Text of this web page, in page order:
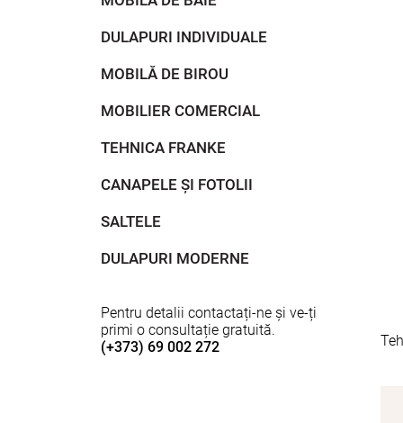
DULAPURI INDIVIDUALE
MOBILĂ DE BIROU
MOBILIER COMERCIAL
TEHNICA FRANKE
CANAPELE ȘI FOTOLII
SALTELE
DULAPURI MODERNE
Pentru detalii contactați-ne și ve-ți
primi o consultație gratuită.
(+373) 69 002 272